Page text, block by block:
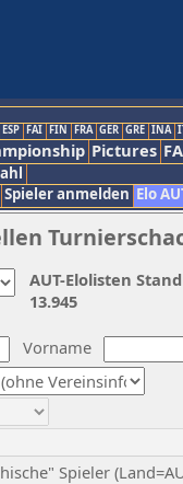
ESP FAI FIN FRA GER GRE INA
Pictures
Spieler anmelden Elo
Vorname
Spieler
AUT-Elolisten
13.945